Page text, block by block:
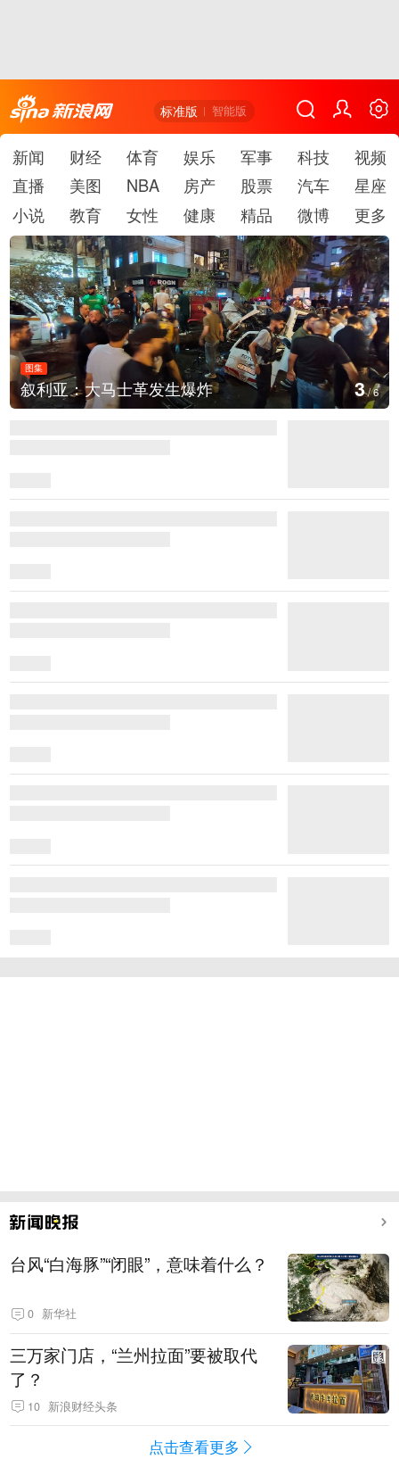
标准版 智能版
新闻 财经 体育 娱乐 军事 科技
视频
直播
美图 NBA 房产 股票 汽车
星座
小说
教育 女性 健康 精品 微博 更多
图集
叙利亚：大马士革发生爆炸 3/6
台风“白海豚”“闭眼”，意味着什么？
0 新华社
三万家门店，“兰州拉面”要被取代
了？
10 新浪财经头条
点击查看更多